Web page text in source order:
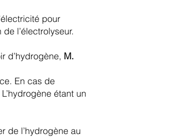
pour
l’électrolyseur.
d’hydrogène, M.
En cas de
étant un
de l’hydrogène au